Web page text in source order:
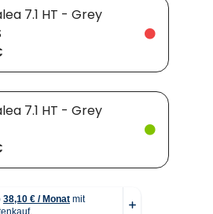
7.1 HT - Grey
7.1 HT - Grey